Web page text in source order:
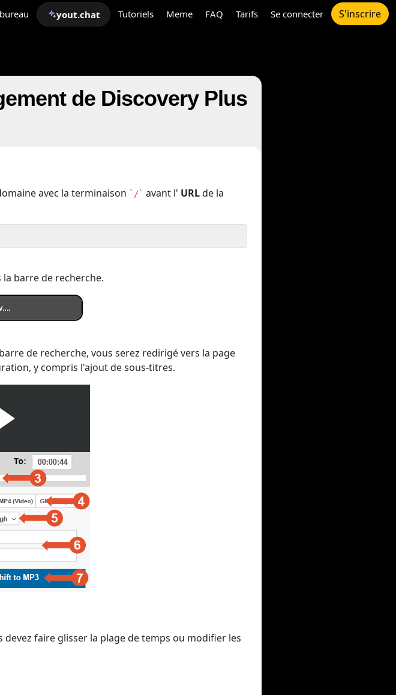
yout.chat Tutoriels Meme FAQ Tarifs Se connecter S'inscrire
de Discovery Plus
avec la terminaison `/` avant l' URLde la
la barre de recherche.
de recherche, vous serez redirigé vers la page
y compris l'ajout de sous-titres.
faire glisser la plage de temps ou modifier les